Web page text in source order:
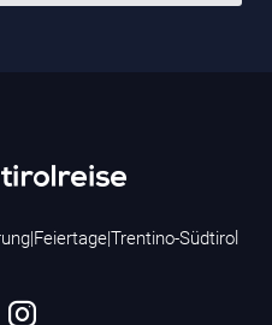
|Feiertage|Trentino-Südtirol